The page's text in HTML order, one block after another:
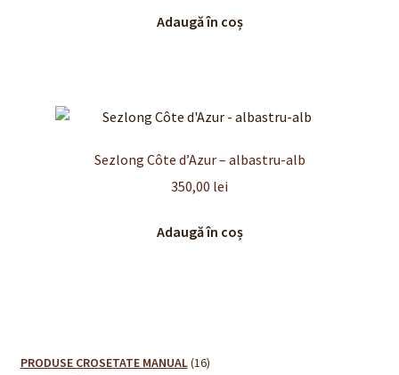
Adaugă în coș
Sezlong Côte d’Azur – albastru-alb
350,00 lei
Adaugă în coș
PRODUSE CROSETATE MANUAL 1616